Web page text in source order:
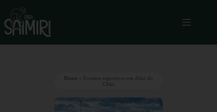
Home
Eventos esportivos em Alter do
Chão